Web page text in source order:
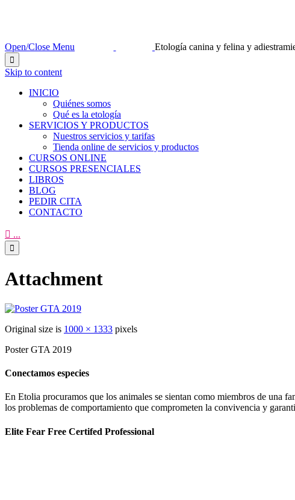
Open/Close Menu Etología canina y felina y

Skip to content
INICIO
Quiénes somos
Qué es la etología
SERVICIOS Y PRODUCTOS
Nuestros servicios y tarifas
Tienda online de servicios y productos
CURSOS ONLINE
CURSOS PRESENCIALES
LIBROS
BLOG
PEDIR CITA
CONTACTO
 ...

Attachment
Original size is 1000 × 1333 pixels
Poster GTA 2019
Conectamos especies
En Etolia procuramos que los animales se sientan como miembros de una
los problemas de comportamiento que comprometen la convivencia y
Elite Fear Free Certifed Professional